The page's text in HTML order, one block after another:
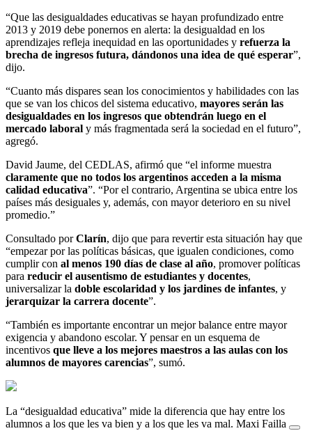
“Que las desigualdades educativas se hayan profundizado entre
2013 y 2019 debe ponernos en alerta: la desigualdad en los
aprendizajes refleja inequidad en las oportunidades y refuerza la
brecha de ingresos futura, dándonos una idea de qué esperar”,
dijo.
“Cuanto más dispares sean los conocimientos y habilidades con las
que se van los chicos del sistema educativo, mayores serán las
desigualdades en los ingresos que obtendrán luego en el
mercado laboral y más fragmentada será la sociedad en el futuro”,
agregó.
David Jaume, del CEDLAS, afirmó que “el informe muestra
claramente que no todos los argentinos acceden a la misma
calidad educativa”. “Por el contrario, Argentina se ubica entre los
países más desiguales y, además, con mayor deterioro en su nivel
promedio.”
Consultado porClarín, dijo que para revertir esta situación hay que
“empezar por las políticas básicas, que igualen condiciones, como
cumplir con al menos 190 días de clase al año, promover políticas
para reducir el ausentismo de estudiantes y docentes,
universalizar la doble escolaridad y los jardines de infantes, y
jerarquizar la carrera docente”.
“También es importante encontrar un mejor balance entre mayor
exigencia y abandono escolar. Y pensar en un esquema de
incentivos que lleve a los mejores maestros a las aulas con los
alumnos de mayores carencias”, sumó.
La “desigualdad educativa” mide la diferencia que hay entre los
alumnos a los que les va bien y a los que les va mal. Maxi Failla